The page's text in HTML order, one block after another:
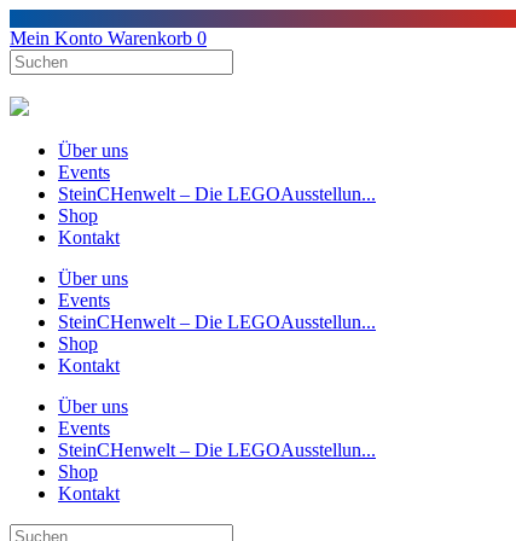
Mein Konto Warenkorb 0
Über uns
Events
SteinCHenwelt – Die LEGOAusstellun...
Shop
Kontakt
Über uns
Events
SteinCHenwelt – Die LEGOAusstellun...
Shop
Kontakt
Über uns
Events
SteinCHenwelt – Die LEGOAusstellun...
Shop
Kontakt